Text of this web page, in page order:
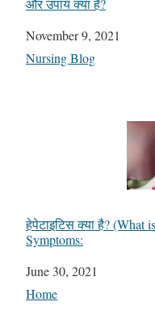
Date
November 9, 2021
In relation to
Nursing Blog
हेपेटाइटिस क्या है? (What
Symptoms:
Date
June 30, 2021
In relation to
Home